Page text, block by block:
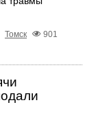
Томск
901